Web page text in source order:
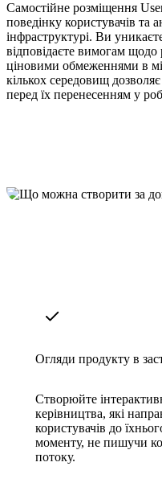
Самостійне розміщення
поведінку користувачів та
інфраструктурі. Ви
відповідаєте вимогам щодо
ціновими обмеженнями в
кількох середовищ
перед їх перенесенням у
Огляди продукту в
Створюйте
керівництва, які
користувачів до
моменту, не пишучи
потоку.